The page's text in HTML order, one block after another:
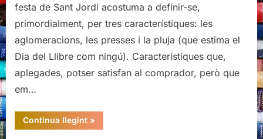
festa de Sant Jordi acostuma a definir-se,
primordialment, per tres característiques: les
aglomeracions, les presses i la pluja (que estima el
Dia del Llibre com ningú). Característiques que,
aplegades, potser satisfan al comprador, però que
em…
Continua llegint“Sant
Jordi
»